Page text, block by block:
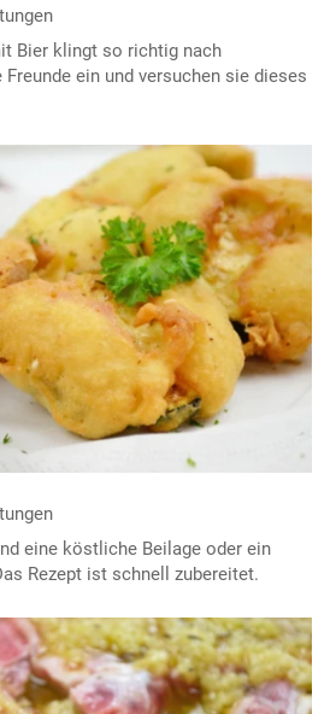
Bier klingt so richtig nach
ein und versuchen sie dieses
eine köstliche Beilage oder ein
Rezept ist schnell zubereitet.